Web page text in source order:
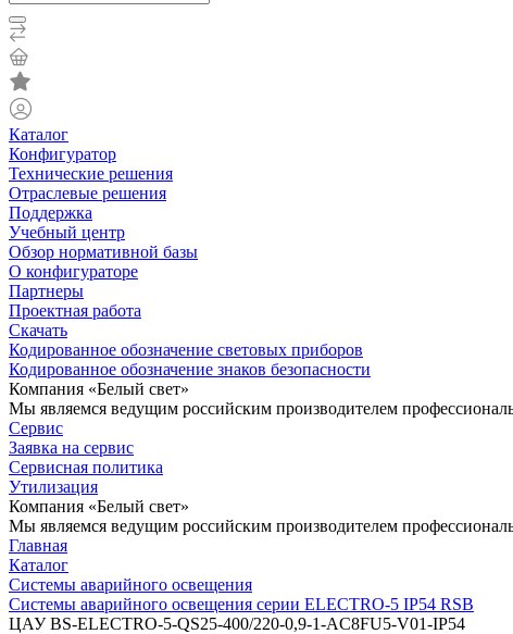
Каталог
Конфигуратор
Технические решения
Отраслевые решения
Поддержка
Учебный центр
Обзор нормативной базы
О конфигураторе
Партнеры
Проектная работа
Скачать
Кодированное обозначение световых приборов
Кодированное обозначение знаков безопасности
Компания «Белый свет»
Мы являемся ведущим российским производителем
Сервис
Заявка на сервис
Сервисная политика
Утилизация
Компания «Белый свет»
Мы являемся ведущим российским производителем
Главная
Каталог
Системы аварийного освещения
Системы аварийного освещения серии ELECTRO-5 IP54 RSB
ЦАУ BS-ELECTRO-5-QS25-400/220-0,9-1-AC8FU5-V01-IP54